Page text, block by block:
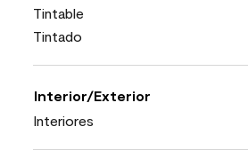
Tintable
Tintado
Interior/Exterior
Interiores